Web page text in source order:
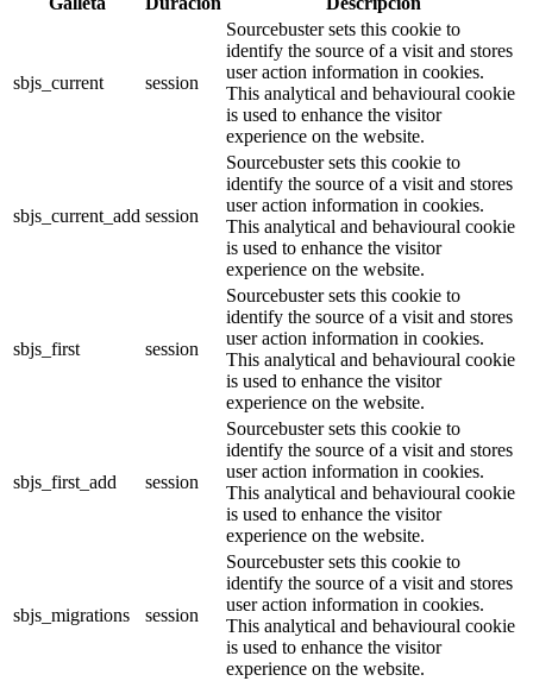
sbjs_current session
Sourcebuster sets this cookie to
identify the source of a visit and stores
user action information in cookies.
This analytical and behavioural cookie
is used to enhance the visitor
experience on the website.
sbjs_current_add session
Sourcebuster sets this cookie to
identify the source of a visit and stores
user action information in cookies.
This analytical and behavioural cookie
is used to enhance the visitor
experience on the website.
sbjs_first session
Sourcebuster sets this cookie to
identify the source of a visit and stores
user action information in cookies.
This analytical and behavioural cookie
is used to enhance the visitor
experience on the website.
sbjs_first_add session
Sourcebuster sets this cookie to
identify the source of a visit and stores
user action information in cookies.
This analytical and behavioural cookie
is used to enhance the visitor
experience on the website.
sbjs_migrations session
Sourcebuster sets this cookie to
identify the source of a visit and stores
user action information in cookies.
This analytical and behavioural cookie
is used to enhance the visitor
experience on the website.